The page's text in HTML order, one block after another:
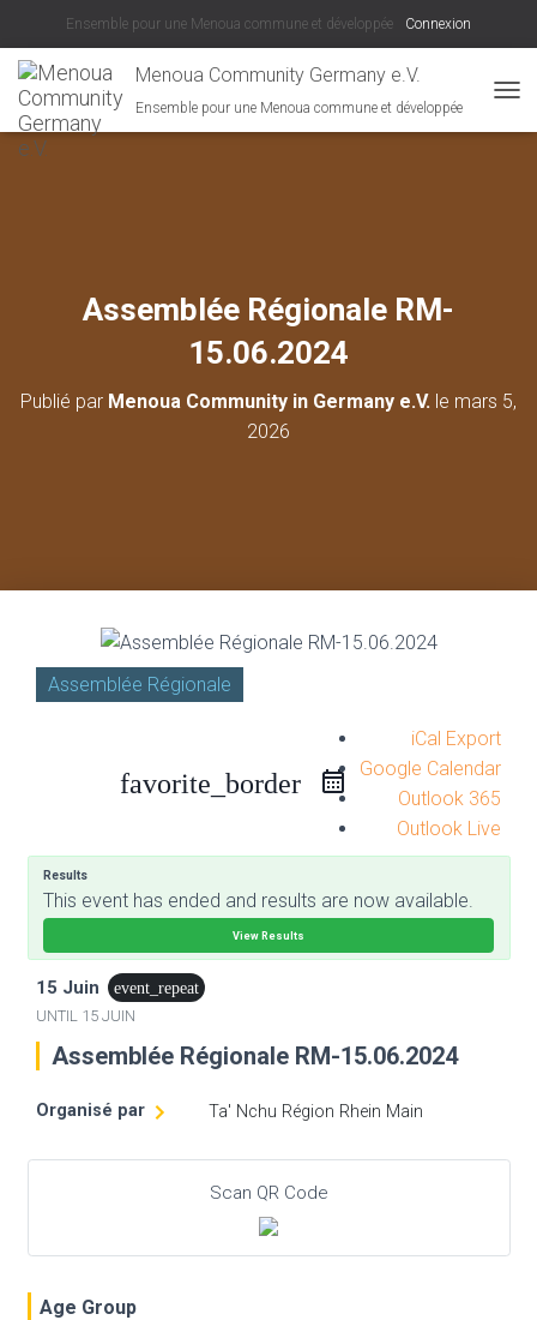
Ensemble pour une Menoua commune et développée Connexion
Menoua Community Germany e.V.
Ensemble pour une Menoua commune et développée
É
G
Assemblée Régionale RM-
15.06.2024
Publié par Menoua Community in Germany e.V. le mars 5,
2026
Assemblée Régionale
favorite_border
iCal Export
Google Calendar
Outlook 365
Outlook Live
Results
This event has ended and results are now available.
View Results
15 Juin event_repeat
UNTIL 15 JUIN
Assemblée Régionale RM-15.06.2024
Organisé par Ta' Nchu Région Rhein Main
Scan QR Code
Age Group